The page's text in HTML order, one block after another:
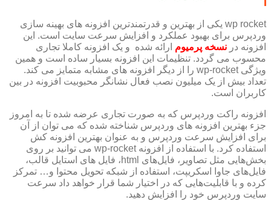
wp rocket یکی از بهترین و قدرتمندترین افزونه های بهینه سازی
وردپرس برای بهبود عملکرد و افزایش سرعت سایت است. این
افزونه در نسخه پرمیوم ارائه شده و یک افزونه کاملا تجاری
محسوب می گردد. تنظیمات این افزونه بسیار ساده است و همین
ویژگی wp-rocket را از دیگر افزونه های مشابه متمایز می کند.
تعداد بیش از یک میلیون نصب فعال نشانگر محبوبیت افزونه در بین
کاربران است.
افزونه راکت وردپرس که به صورت تجاری عرضه شده تا به امروز
جزء بهترین افزونه های وردپرس شناخته شده که می توان از آن
برای افزایش سرعت وردپرس و به عنوان بهترین افزونه کش
استفاده کرد. با استفاده از افزونه wp-rocket می توانید بر روی
بخش‌هایی مثل تصاویر، فایل‌های html، فایل های استایل قالب،
فایل‌های جاوا اسکریپت، استفاده از شبکه تحویل محتوا و… تمرکز
کرده و با قابلیت‌هایی که در اختیار شما قرار خواهد داد سرعت
سایت وردپرس خود را افزایش دهید.